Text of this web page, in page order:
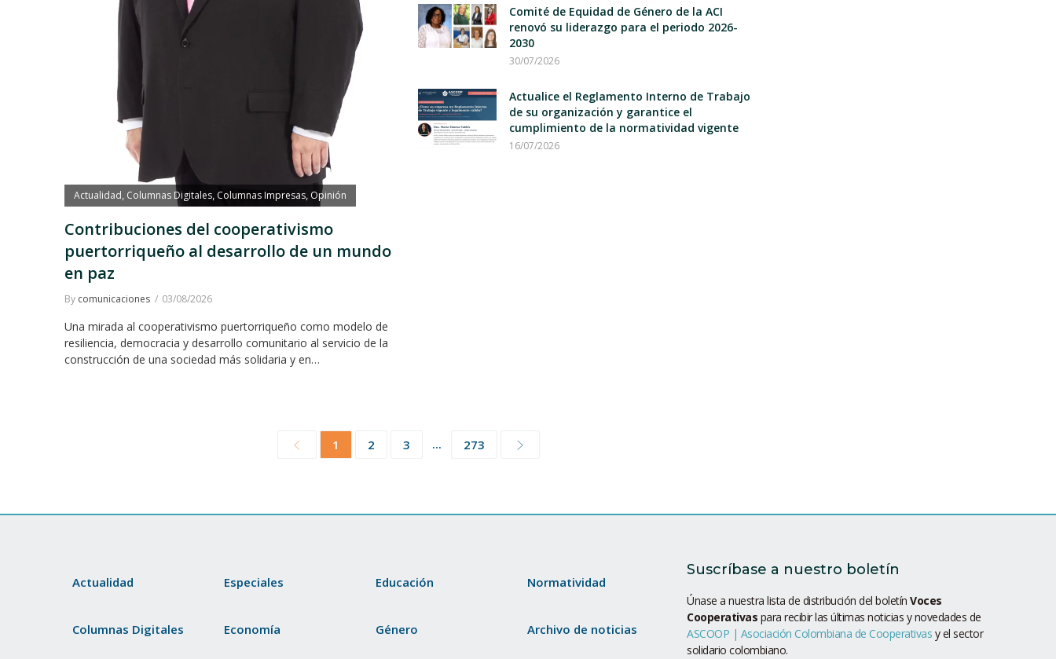
Actualidad, Columnas Digitales, Columnas Impresas, Opinión
Contribuciones del cooperativismo
puertorriqueño al desarrollo de un mundo
en paz
By comunicaciones 03/08/2026
Una mirada al cooperativismo puertorriqueño como modelo de
resiliencia, democracia y desarrollo comunitario al servicio de la
construcción de una sociedad más solidaria y en…
Comité de Equidad de Género de la ACI
renovó su liderazgo para el periodo 2026-
2030
30/07/2026
Actualice el Reglamento Interno de Trabajo
de su organización y garantice el
cumplimiento de la normatividad vigente
16/07/2026
1 2 3 ... 273
Actualidad
Columnas Digitales
Especiales
Economía
Educación
Género
Normatividad
Archivo de noticias
Suscríbase a nuestro boletín
Únase a nuestra lista de distribución del boletín Voces
Cooperativas para recibir las últimas noticias y novedades de
ASCOOP | Asociación Colombiana de Cooperativas y el sector
solidario colombiano.